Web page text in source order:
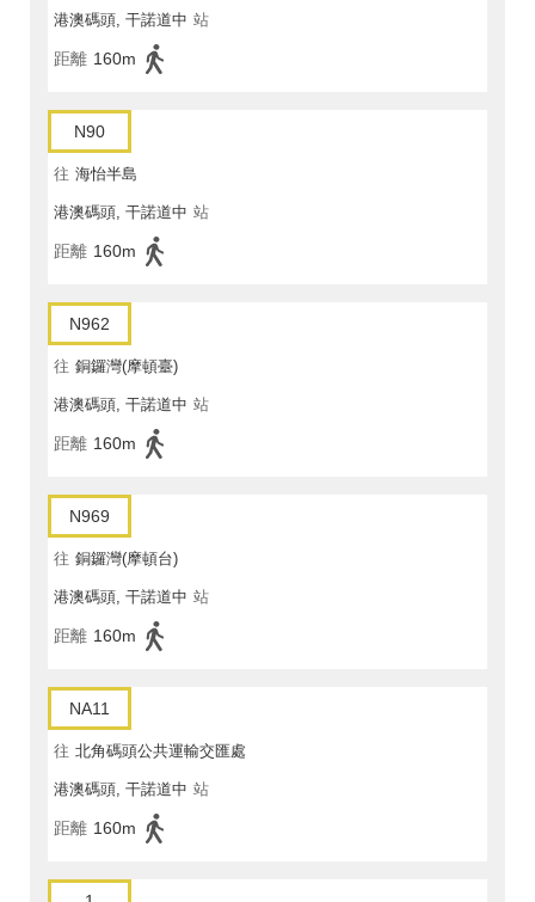
港澳碼頭, 干諾道中 站
距離 160m
N90
往 海怡半島
港澳碼頭, 干諾道中 站
距離 160m
N962
往 銅鑼灣(摩頓臺)
港澳碼頭, 干諾道中 站
距離 160m
N969
往 銅鑼灣(摩頓台)
港澳碼頭, 干諾道中 站
距離 160m
NA11
往 北角碼頭公共運輸交匯處
港澳碼頭, 干諾道中 站
距離 160m